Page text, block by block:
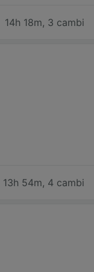
14h 18m, 3 cambi
13h 54m, 4 cambi